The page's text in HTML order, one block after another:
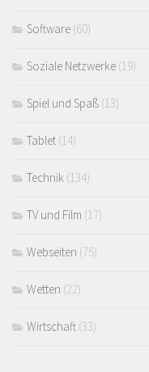
Software (60)
Soziale Netzwerke (19)
Spiel und Spaß (13)
Tablet (14)
Technik (134)
TV und Film (17)
Webseiten (75)
Wetten (22)
Wirtschaft (33)